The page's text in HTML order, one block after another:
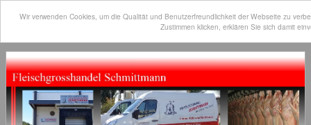
Wir verwenden Cookies, um die Qualität und Benutzerfreundlichkeit der Webseite zu
Zustimmen klicken, erklären Sie sich damit